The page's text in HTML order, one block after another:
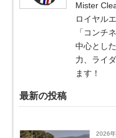
Mister
ロイヤル
「コンチ
中心とし
力、ライ
ます！
最新の投稿
2026